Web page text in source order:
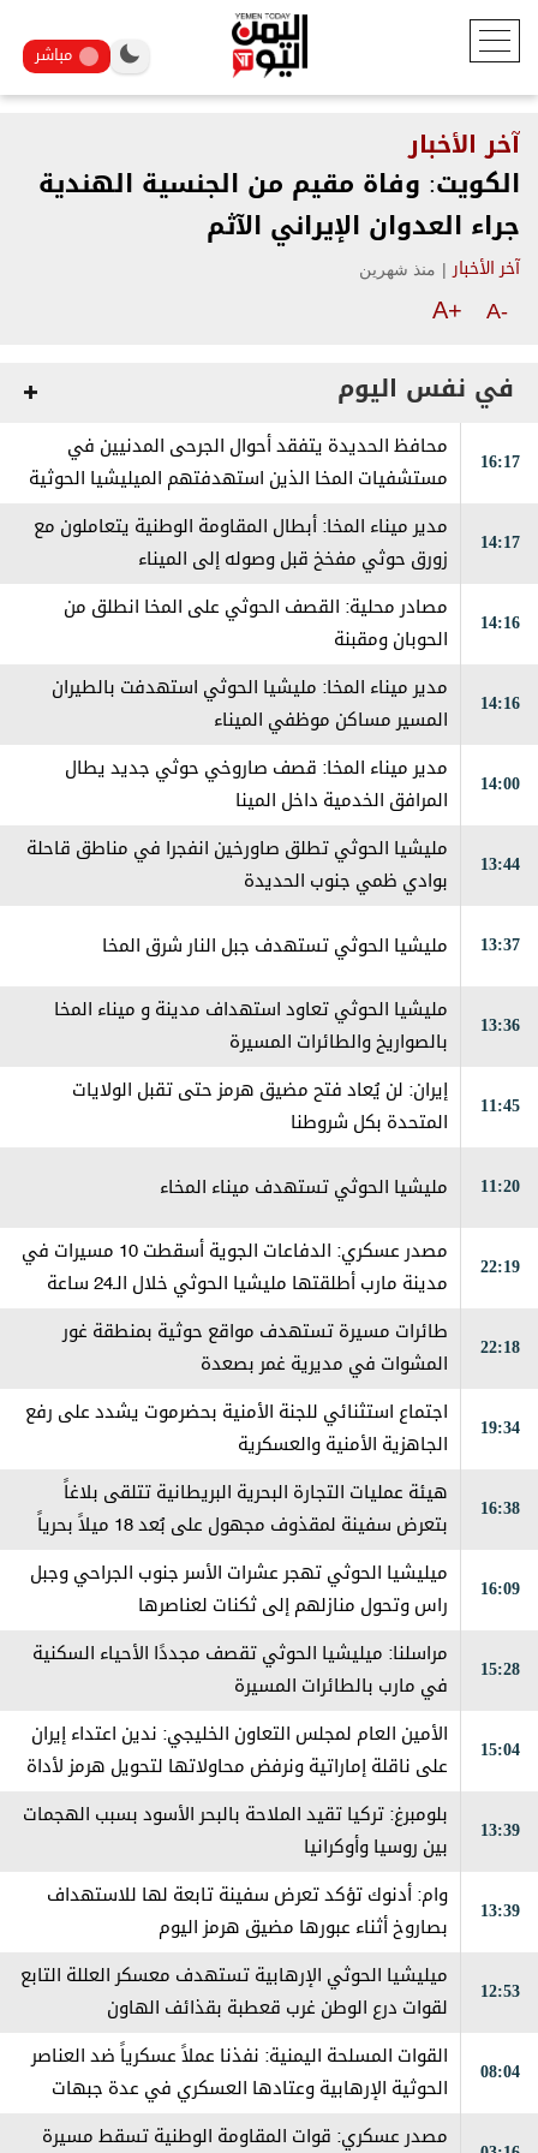
مباشر
آخر الأخبار
الكويت: وفاة مقيم من الجنسية الهندية
جراء العدوان الإيراني الآثم
آخر الأخبار | منذ شهرين
A-
A+
في نفس اليوم
16:17
محافظ الحديدة يتفقد أحوال الجرحى المدنيين في
مستشفيات المخا الذين استهدفتهم الميليشيا الحوثية
بالصواريخ الباليستية والطائرات المسيّرة
14:17
مدير ميناء المخا: أبطال المقاومة الوطنية يتعاملون مع
زورق حوثي مفخخ قبل وصوله إلى الميناء
14:16
مصادر محلية: القصف الحوثي على المخا انطلق من
الحوبان ومقبنة
14:16
مدير ميناء المخا: مليشيا الحوثي استهدفت بالطيران
المسير مساكن موظفي الميناء
14:00
مدير ميناء المخا: قصف صاروخي حوثي جديد يطال
المرافق الخدمية داخل المينا
13:44
مليشيا الحوثي تطلق صاورخين انفجرا في مناطق قاحلة
بوادي ظمي جنوب الحديدة
13:37 مليشيا الحوثي تستهدف جبل النار شرق المخا
13:36
مليشيا الحوثي تعاود استهداف مدينة و ميناء المخا
بالصواريخ والطائرات المسيرة
11:45
إيران: لن يُعاد فتح مضيق هرمز حتى تقبل الولايات
المتحدة بكل شروطنا
11:20 مليشيا الحوثي تستهدف ميناء المخاء
22:19
مصدر عسكري: الدفاعات الجوية أسقطت 10 مسيرات في
مدينة مارب أطلقتها مليشيا الحوثي خلال الـ24 ساعة
22:18
طائرات مسيرة تستهدف مواقع حوثية بمنطقة غور
المشوات في مديرية غمر بصعدة
19:34
اجتماع استثنائي للجنة الأمنية بحضرموت يشدد على رفع
الجاهزية الأمنية والعسكرية
16:38
هيئة عمليات التجارة البحرية البريطانية تتلقى بلاغاً
بتعرض سفينة لمقذوف مجهول على بُعد 18 ميلاً بحرياً
حريق على متنها وتم إخماده
16:09
ميليشيا الحوثي تهجر عشرات الأسر جنوب الجراحي وجبل
راس وتحول منازلهم إلى ثكنات لعناصرها
15:28
مراسلنا: ميليشيا الحوثي تقصف مجددًا الأحياء السكنية
في مارب بالطائرات المسيرة
15:04
الأمين العام لمجلس التعاون الخليجي: ندين اعتداء إيران
على ناقلة إماراتية ونرفض محاولاتها لتحويل هرمز لأداة
13:39
بلومبرغ: تركيا تقيد الملاحة بالبحر الأسود بسبب الهجمات
بين روسيا وأوكرانيا
13:39
وام: أدنوك تؤكد تعرض سفينة تابعة لها للاستهداف
بصاروخ أثناء عبورها مضيق هرمز اليوم
12:53
ميليشيا الحوثي الإرهابية تستهدف معسكر العللة التابع
لقوات درع الوطن غرب قعطبة بقذائف الهاون
08:04
القوات المسلحة اليمنية: نفذنا عملاً عسكرياً ضد العناصر
الحوثية الإرهابية وعتادها العسكري في عدة جبهات
مصدر عسكري: قوات المقاومة الوطنية تسقط مسيرة